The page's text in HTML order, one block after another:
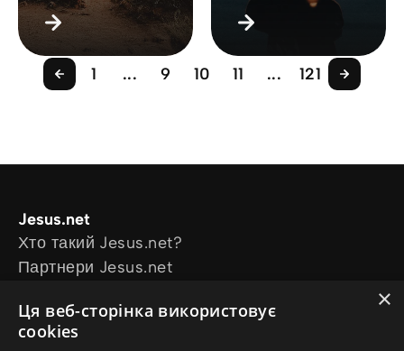
1 ... 9 10 11 ... 121
Jesus.net
Хто такий Jesus.net?
Партнери Jesus.net
Explore
Статті для читання
×
Ця веб-сторінка використовує
cookies